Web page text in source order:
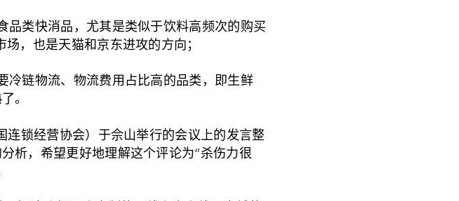
品类快消品，尤其是类似于饮料高频次的购买
，也是天猫和京东进攻的方向；
冷链物流、物流费用占比高的品类，即生鲜
。
连锁经营协会）于佘山举行的会议上的发言整
析，希望更好地理解这个评论为“杀伤力很